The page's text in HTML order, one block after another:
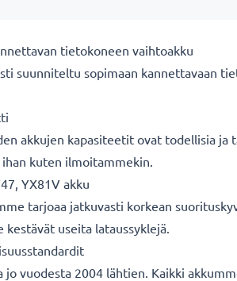
tietokoneen vaihtoakku
suunniteltu sopimaan kannettavaan
akkujen kapasiteetit ovat todellisia ja
kuten ilmoitammekin.
YX81V akku
tarjoaa jatkuvasti korkean
useita lataussyklejä.
vuodesta 2004 lähtien. Kaikki